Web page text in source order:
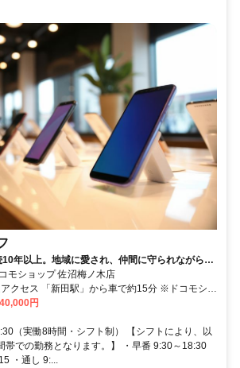
年以上。地域に愛され、仲間に守られながら
登米で。
モショップ 佐沼梅ノ木店
ます。 ※無料駐車場完備。車通勤
円
（実働8時間・シフト制） 【シフトにより、以
帯での勤務となります。】 ・早番 9:30～18:30
・通し 9:...